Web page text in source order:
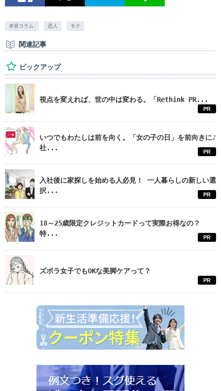
本音コラム. 恋人 モテ
関連記事
ピックアップ
視点を変えれば、世の中は変わる。「Rethink PR...
PR
いつでもわたしは前を向く。「女の子の日」を前向きに♪
社...
PR
入社後に家探しを始める人必見！ 一人暮らしの新しい選
択...
PR
18～25歳限定クレジットカードって実際お得なの？
特...
PR
ズボラ女子でもOKな美脚ケアって？
PR